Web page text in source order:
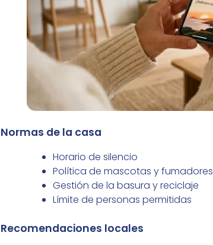
Normas de la casa
Horario de silencio
Política de mascotas y fumadores
Gestión de la basura y reciclaje
Límite de personas permitidas
Recomendaciones locales